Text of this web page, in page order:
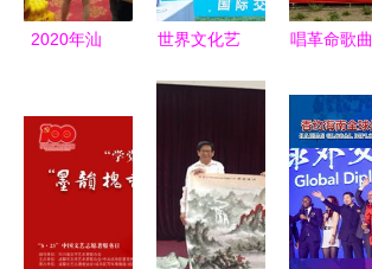
2020年汕
秋”产品交
流会暨文化
动
世界文化艺
七届和苑和
平节 以艺
术为桥，促
文明互鉴
唱革命歌曲
——通化联
区成功举办
歌咏比赛暨
校园文化艺
术节